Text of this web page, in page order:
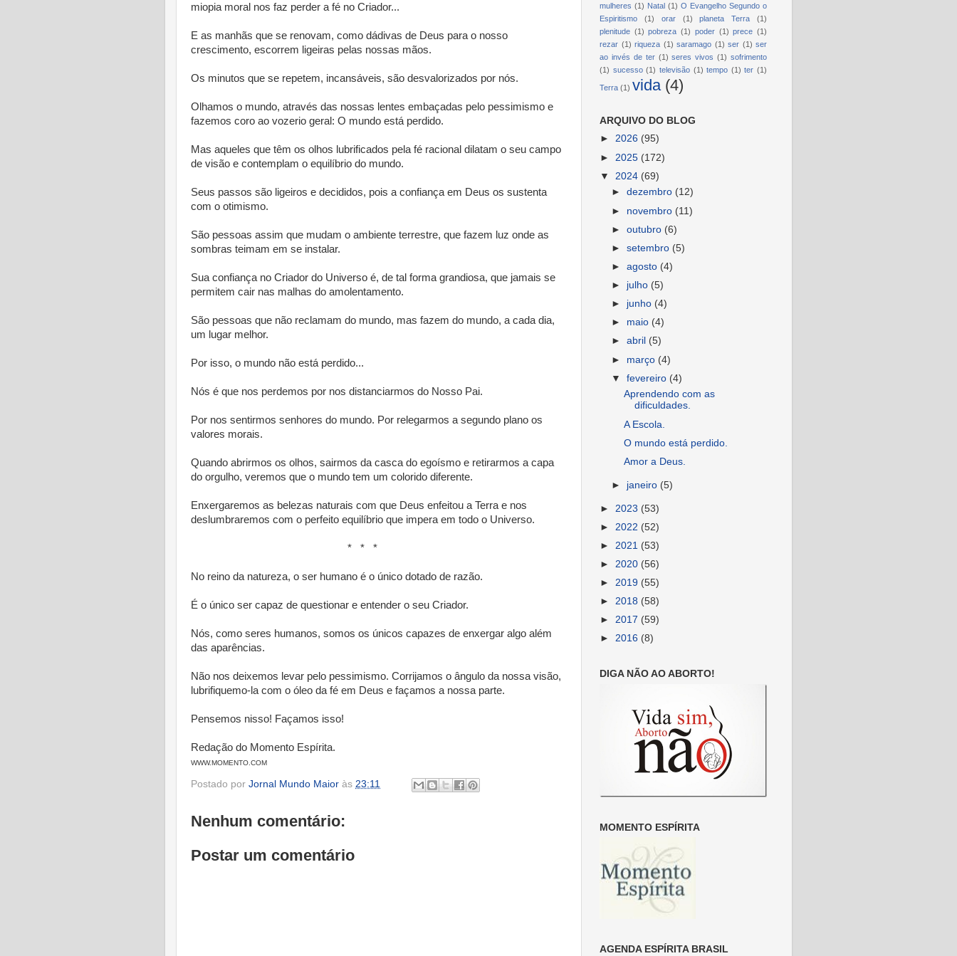
miopia moral nos faz perder a fé no Criador...
E as manhãs que se renovam, como dádivas de Deus para o nosso
crescimento, escorrem ligeiras pelas nossas mãos.
Os minutos que se repetem, incansáveis, são desvalorizados por nós.
Olhamos o mundo, através das nossas lentes embaçadas pelo pessimismo e
fazemos coro ao vozerio geral: O mundo está perdido.
Mas aqueles que têm os olhos lubrificados pela fé racional dilatam o seu campo
de visão e contemplam o equilíbrio do mundo.
Seus passos são ligeiros e decididos, pois a confiança em Deus os sustenta
com o otimismo.
São pessoas assim que mudam o ambiente terrestre, que fazem luz onde as
sombras teimam em se instalar.
Sua confiança no Criador do Universo é, de tal forma grandiosa, que jamais se
permitem cair nas malhas do amolentamento.
São pessoas que não reclamam do mundo, mas fazem do mundo, a cada dia,
um lugar melhor.
Por isso, o mundo não está perdido...
Nós é que nos perdemos por nos distanciarmos do Nosso Pai.
Por nos sentirmos senhores do mundo. Por relegarmos a segundo plano os
valores morais.
Quando abrirmos os olhos, sairmos da casca do egoísmo e retirarmos a capa
do orgulho, veremos que o mundo tem um colorido diferente.
Enxergaremos as belezas naturais com que Deus enfeitou a Terra e nos
deslumbraremos com o perfeito equilíbrio que impera em todo o Universo.
* * *
No reino da natureza, o ser humano é o único dotado de razão.
É o único ser capaz de questionar e entender o seu Criador.
Nós, como seres humanos, somos os únicos capazes de enxergar algo além
das aparências.
Não nos deixemos levar pelo pessimismo. Corrijamos o ângulo da nossa visão,
lubrifiquemo-la com o óleo da fé em Deus e façamos a nossa parte.
Pensemos nisso! Façamos isso!
Redação do Momento Espírita.
WWW.MOMENTO.COM
Postado por Jornal Mundo Maior às 23:11
Nenhum comentário:
Postar um comentário
mulheres (1) Natal (1) O Evangelho Segundo o
Espiritismo
(1) orar (1) planeta Terra
(1)
plenitude (1) pobreza (1) poder (1) prece (1)
rezar (1) riqueza (1) saramago (1) ser (1) ser
ao invés de ter (1) seres vivos (1) sofrimento
(1) sucesso (1) televisão (1) tempo (1) ter (1)
Terra (1) vida (4)
ARQUIVO DO BLOG
► 2026 (95)
► 2025 (172)
▼ 2024 (69)
►dezembro (12)
► novembro (11)
►outubro (6)
►setembro (5)
►agosto (4)
► julho (5)
► junho (4)
► maio (4)
►abril (5)
► março (4)
▼fevereiro (4)
Aprendendo com as
dificuldades.
A Escola.
O mundo está perdido.
Amor a Deus.
► janeiro (5)
► 2023 (53)
► 2022 (52)
► 2021 (53)
► 2020 (56)
► 2019 (55)
► 2018 (58)
► 2017 (59)
► 2016 (8)
DIGA NÃO AO ABORTO!
MOMENTO ESPÍRITA
AGENDA ESPÍRITA BRASIL